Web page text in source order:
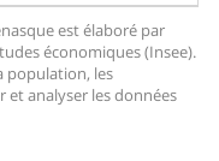
est élaboré par
économiques (Insee).
population, les
et analyser les données